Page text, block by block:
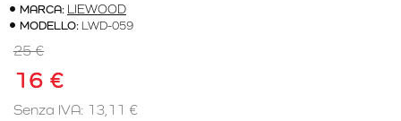
MARCA: LIEWOOD
MODELLO: LWD-059
16 €
25 €
Senza IVA: 13,11 €